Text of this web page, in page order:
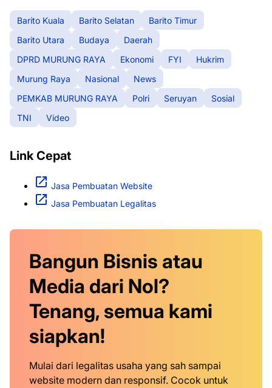
Barito Kuala Barito Selatan
Barito Timur
Barito Utara
Budaya
Daerah
DPRD MURUNG RAYA
Ekonomi FYI
Hukrim
Murung Raya
Nasional
News
PEMKAB MURUNG RAYA
Polri Seruyan
Sosial
TNI
Video
Link Cepat
Jasa Pembuatan Website
Jasa Pembuatan Legalitas
Bangun Bisnis atau
Media dari Nol?
Tenang, semua kami
siapkan!
Mulai dari legalitas usaha yang sah sampai
website modern dan responsif. Cocok untuk